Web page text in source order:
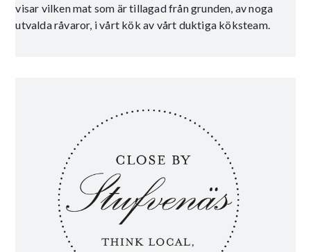
visar vilken mat som är tillagad från grunden, av noga
utvalda råvaror, i vårt kök av vårt duktiga köksteam.